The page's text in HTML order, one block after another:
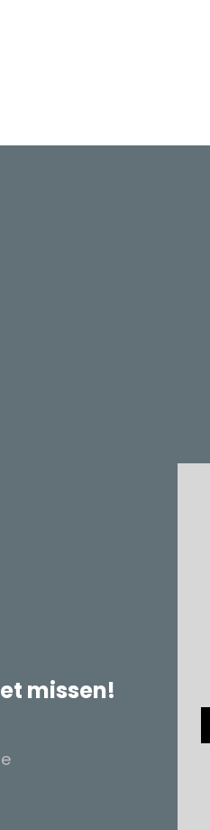
missen!